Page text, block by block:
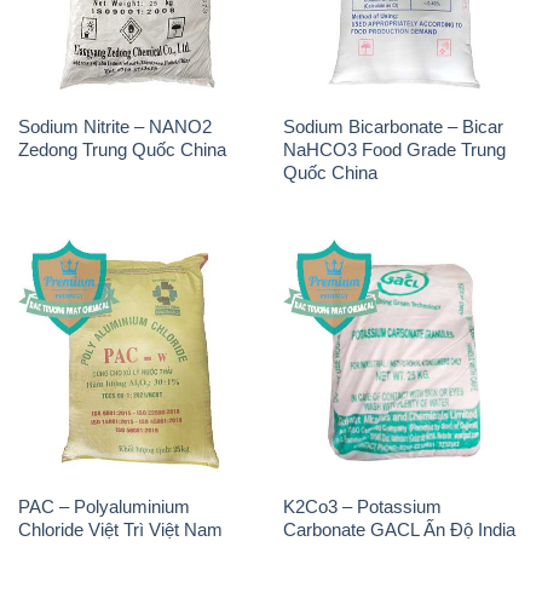
Sodium Nitrite – NANO2
Zedong Trung Quốc China
Sodium Bicarbonate – Bicar
NaHCO3 Food Grade Trung
Quốc China
PAC – Polyaluminium
Chloride Việt Trì Việt Nam
K2Co3 – Potassium
Carbonate GACL Ấn Độ India